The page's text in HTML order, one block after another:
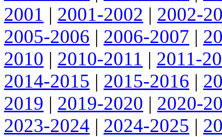
2001 | 2001-2002 | 2002-
2005-2006 | 2006-2007 |
2010 | 2010-2011 | 2011-
2014-2015 | 2015-2016 |
2019 | 2019-2020 | 2020-
2023-2024 | 2024-2025 |